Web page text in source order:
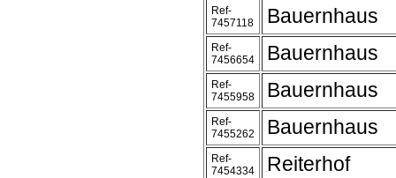
Ref-
7457118
Bauernhaus
Ref-
7456654
Bauernhaus
Ref-
7455958
Bauernhaus
Ref-
7455262
Bauernhaus
Ref-
7454334
Reiterhof